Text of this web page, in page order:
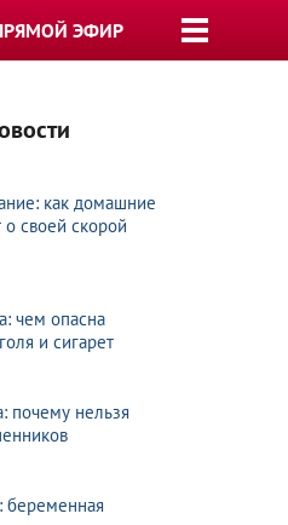
ЭФИР
как домашние
своей скорой
чем опасна
и сигарет
почему нельзя
беременная